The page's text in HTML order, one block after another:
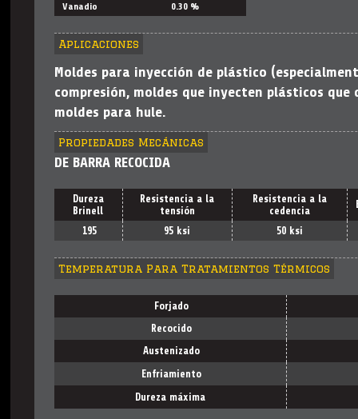
Vanadio
0.30 %
Aplicaciones
Moldes para inyección de plástico
compresión, moldes que inyecten plásticos
moldes para hule.
Propiedades Mecánicas
DE BARRA RECOCIDA
Dureza
Brinell
Resistencia a la
tensión
Resistencia a la
cedencia
195 95 ksi 50 ksi
Temperatura Para Tratamientos Térmicos
Forjado
Recocido
Austenizado
Enfriamiento
Dureza máxima